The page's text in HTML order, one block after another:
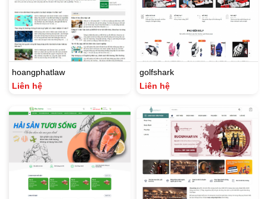
hoangphatlaw
Liên hệ
golfshark
Liên hệ